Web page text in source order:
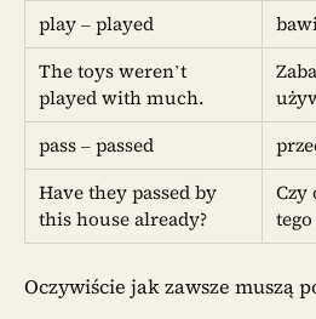
play – played
The toys weren’t
played with much.
pass – passed
Have they passed by
this house already?
Czy
Oczywiście jak zawsze muszą